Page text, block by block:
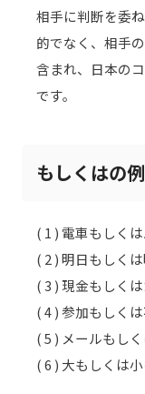
相手に判断を委
的でなく、相手
含まれ、日本の
です。
もしくはの
( 1 ) 電車もしく
( 2 ) 明日もしく
( 3 ) 現金もしく
( 4 ) 参加もしく
( 5 ) メールもし
( 6 ) 大もしくは